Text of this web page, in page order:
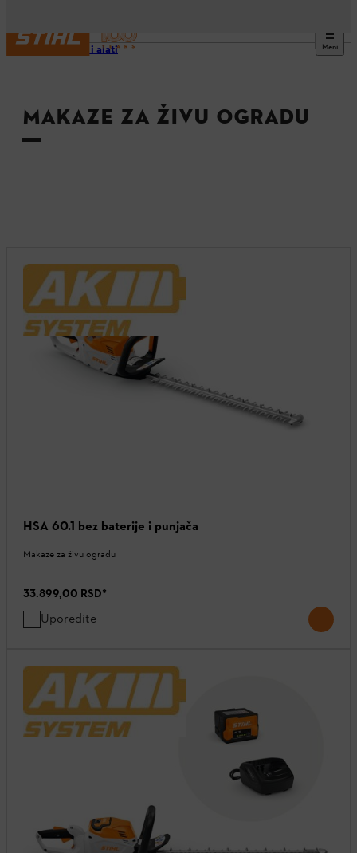
Meni
Uređaji i alati
MAKAZE ZA ŽIVU OGRADU
HSA 60.1 bez baterije i punjača
Makaze za živu ogradu
33.899,00 RSD*
Uporedite